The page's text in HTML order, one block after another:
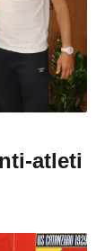
atleti